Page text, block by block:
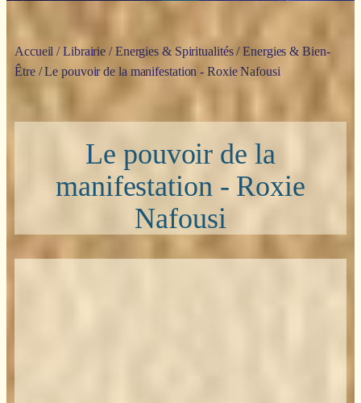
Accueil /Librairie /Energies & Spiritualités/Energies & Bien-
Être/ Le pouvoir de la manifestation - Roxie Nafousi
Le pouvoir de la
manifestation - Roxie
Nafousi